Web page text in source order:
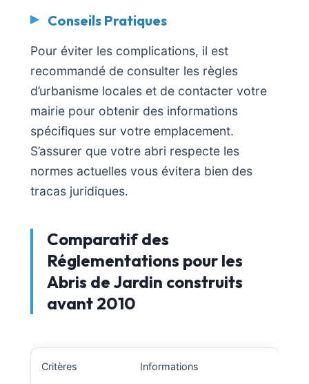
Conseils Pratiques
Pour éviter les complications, il est
recommandé de consulter les règles
d’urbanisme locales et de contacter votre
mairie pour obtenir des informations
spécifiques sur votre emplacement.
S’assurer que votre abri respecte les
normes actuelles vous évitera bien des
tracas juridiques.
Comparatif des
Réglementations pour les
Abris de Jardin construits
avant 2010
Critères Informations